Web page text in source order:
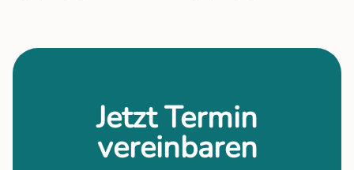
Jetzt Termin
vereinbaren